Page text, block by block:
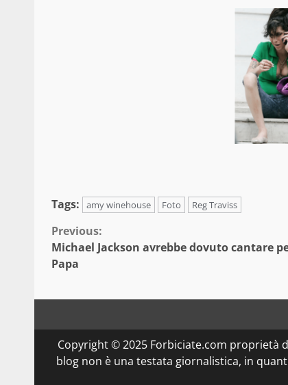
Tags: amy winehouse Foto Reg Traviss
Continue
Reading
Previous:
Michael Jackson avrebbe dovuto cantare
Papa
Copyright © 2025 Forbiciate.com proprietà
blog non è una testata giornalistica, in